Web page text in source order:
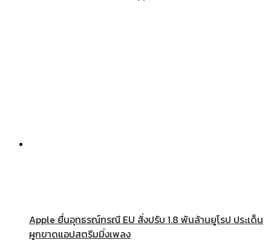
Apple ยื่นอุทธรณ์กรณี EU สั่งปรับ 1.8 พันล้านยูโรป ประเด็น
ผูกขาดแอปสตรีมมิ่งเพลง